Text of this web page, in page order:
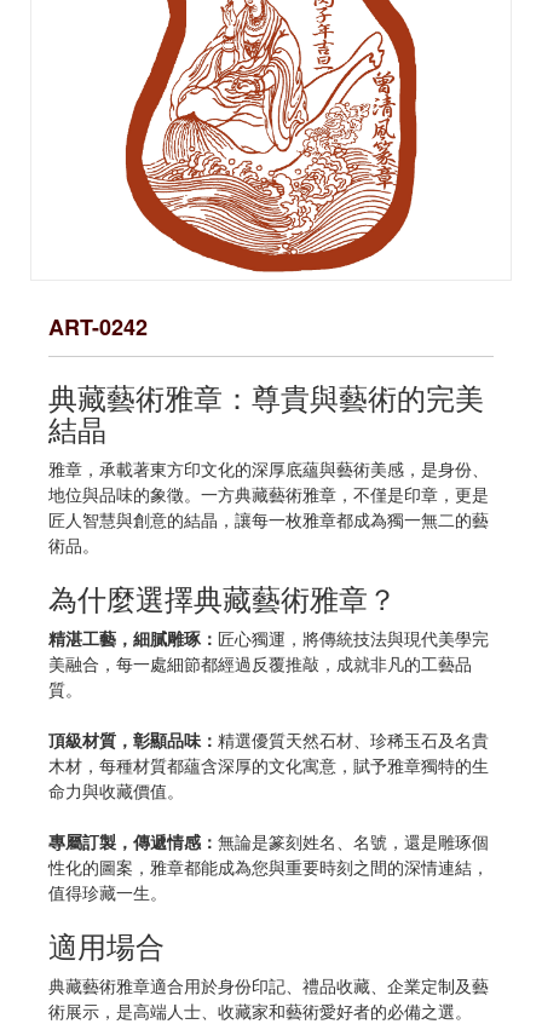
ART-0242
典藏藝術雅章：尊貴與藝術的完美
結晶
雅章，承載著東方印文化的深厚底蘊與藝術美感，是身份、
地位與品味的象徵。一方典藏藝術雅章，不僅是印章，更是
匠人智慧與創意的結晶，讓每一枚雅章都成為獨一無二的藝
術品。
為什麼選擇典藏藝術雅章？
精湛工藝，細膩雕琢： 匠心獨運，將傳統技法與現代美學完
美融合，每一處細節都經過反覆推敲，成就非凡的工藝品
質。
頂級材質，彰顯品味： 精選優質天然石材、珍稀玉石及名貴
木材，每種材質都蘊含深厚的文化寓意，賦予雅章獨特的生
命力與收藏價值。
專屬訂製，傳遞情感： 無論是篆刻姓名、名號，還是雕琢個
性化的圖案，雅章都能成為您與重要時刻之間的深情連結，
值得珍藏一生。
適用場合
典藏藝術雅章適合用於身份印記、禮品收藏、企業定制及藝
術展示，是高端人士、收藏家和藝術愛好者的必備之選。